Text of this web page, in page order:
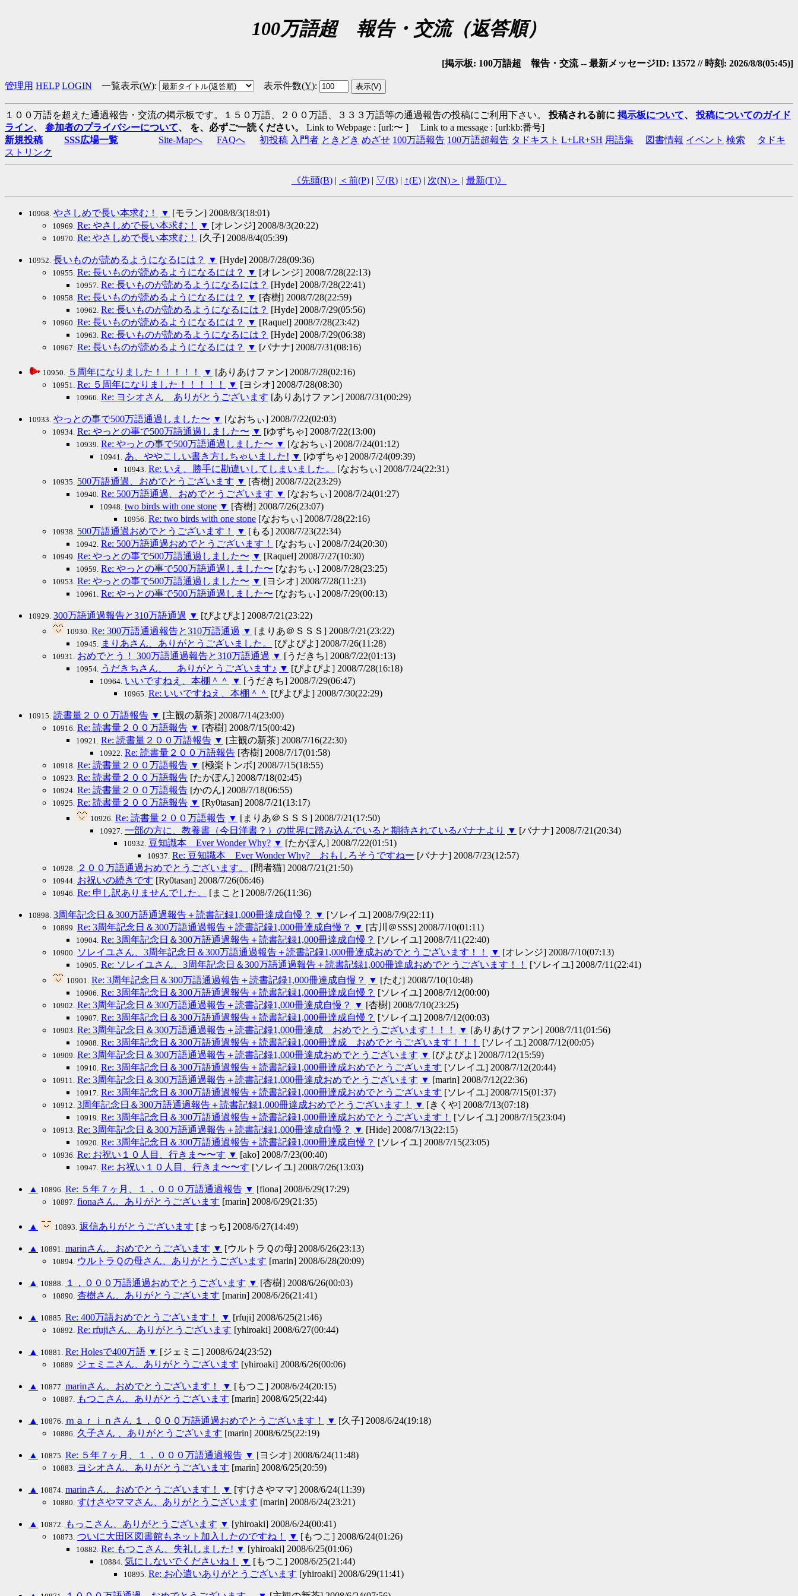
100万語超 報告・交流（返答順）
[掲示板: 100万語超 報告・交流 -- 最新メッセージID: 13572 // 時刻: 2026/8/8(05:45)]
管理用 HELP LOGIN 一覧表示(W): 表示件数(Y):
１００万語を超えた通過報告・交流の掲示板です。１５０万語、２００万語、３３３万語等の通過報告の投稿にご利用下さい。 投稿される前に 掲示板について、 投稿についてのガイド
ライン、 参加者のプライバシーについて、 を、必ずご一読ください。
Link to Webpage : [url:〜 ] Link to a message : [url:kb:番号]
新規投稿
SSS広場一覧 Site-Mapへ FAQへ 初投稿 入門者 ときどき めざせ 100万語報告 100万語超報告 タドキスト L+LR+SH 用語集 図書情報 イベント 検索
タドキ
ストリンク
《先頭(B) | ＜前(P) | ▽(R) | ↑(E) | 次(N)＞ | 最新(T)》
10968. やさしめで長い本求む！ ▼ [モラン] 2008/8/3(18:01)
10969. Re: やさしめで長い本求む！ ▼ [オレンジ] 2008/8/3(20:22)
10970. Re: やさしめで長い本求む！ [久子] 2008/8/4(05:39)
10952. 長いものが読めるようになるには？ ▼ [Hyde] 2008/7/28(09:36)
10955. Re: 長いものが読めるようになるには？ ▼ [オレンジ] 2008/7/28(22:13)
10957. Re: 長いものが読めるようになるには？ [Hyde] 2008/7/28(22:41)
10958. Re: 長いものが読めるようになるには？ ▼ [杏樹] 2008/7/28(22:59)
10962. Re: 長いものが読めるようになるには？ [Hyde] 2008/7/29(05:56)
10960. Re: 長いものが読めるようになるには？ ▼ [Raquel] 2008/7/28(23:42)
10963. Re: 長いものが読めるようになるには？ [Hyde] 2008/7/29(06:38)
10967. Re: 長いものが読めるようになるには？ ▼ [バナナ] 2008/7/31(08:16)
10950. ５周年になりました！！！！！ ▼ [ありあけファン] 2008/7/28(02:16)
10951. Re: ５周年になりました！！！！！ ▼ [ヨシオ] 2008/7/28(08:30)
10966. Re: ヨシオさん ありがとうございます [ありあけファン] 2008/7/31(00:29)
10933. やっとの事で500万語通過しました〜 ▼ [なおちぃ] 2008/7/22(02:03)
10934. Re: やっとの事で500万語通過しました〜 ▼ [ゆずちゃ] 2008/7/22(13:00)
10939. Re: やっとの事で500万語通過しました〜 ▼ [なおちぃ] 2008/7/24(01:12)
10941. あ、ややこしい書き方しちゃいました! ▼ [ゆずちゃ] 2008/7/24(09:39)
10943. Re: いえ、勝手に勘違いしてしまいました。 [なおちぃ] 2008/7/24(22:31)
10935. 500万語通過、おめでとうございます ▼ [杏樹] 2008/7/22(23:29)
10940. Re: 500万語通過、おめでとうございます ▼ [なおちぃ] 2008/7/24(01:27)
10948. two birds with one stone ▼ [杏樹] 2008/7/26(23:07)
10956. Re: two birds with one stone [なおちぃ] 2008/7/28(22:16)
10938. 500万語通過おめでとうございます！ ▼ [もる] 2008/7/23(22:34)
10942. Re: 500万語通過おめでとうございます！ [なおちぃ] 2008/7/24(20:30)
10949. Re: やっとの事で500万語通過しました〜 ▼ [Raquel] 2008/7/27(10:30)
10959. Re: やっとの事で500万語通過しました〜 [なおちぃ] 2008/7/28(23:25)
10953. Re: やっとの事で500万語通過しました〜 ▼ [ヨシオ] 2008/7/28(11:23)
10961. Re: やっとの事で500万語通過しました〜 [なおちぃ] 2008/7/29(00:13)
10929. 300万語通過報告と310万語通過 ▼ [ぴよぴよ] 2008/7/21(23:22)
10930. Re: 300万語通過報告と310万語通過 ▼ [まりあ＠ＳＳＳ] 2008/7/21(23:22)
10945. まりあさん、ありがとうございました。 [ぴよぴよ] 2008/7/26(11:28)
10931. おめでとう！ 300万語通過報告と310万語通過 ▼ [うだきち] 2008/7/22(01:13)
10954. うだきちさん、 ありがとうございます♪ ▼ [ぴよぴよ] 2008/7/28(16:18)
10964. いいですねえ、本棚＾＾ ▼ [うだきち] 2008/7/29(06:47)
10965. Re: いいですねえ、本棚＾＾ [ぴよぴよ] 2008/7/30(22:29)
10915. 読書量２００万語報告 ▼ [主観の新茶] 2008/7/14(23:00)
10916. Re: 読書量２００万語報告 ▼ [杏樹] 2008/7/15(00:42)
10921. Re: 読書量２００万語報告 ▼ [主観の新茶] 2008/7/16(22:30)
10922. Re: 読書量２００万語報告 [杏樹] 2008/7/17(01:58)
10918. Re: 読書量２００万語報告 ▼ [極楽トンボ] 2008/7/15(18:55)
10923. Re: 読書量２００万語報告 [たかぽん] 2008/7/18(02:45)
10924. Re: 読書量２００万語報告 [かのん] 2008/7/18(06:55)
10925. Re: 読書量２００万語報告 ▼ [Ry0tasan] 2008/7/21(13:17)
10926. Re: 読書量２００万語報告 ▼ [まりあ＠ＳＳＳ] 2008/7/21(17:50)
10927. 一部の方に、教養書（今日洋書？）の世界に踏み込んでいると期待されているバナナより ▼ [バナナ] 2008/7/21(20:34)
10932. 豆知識本 Ever Wonder Why? ▼ [たかぽん] 2008/7/22(01:51)
10937. Re: 豆知識本 Ever Wonder Why? おもしろそうですねー [バナナ] 2008/7/23(12:57)
10928. ２００万語通過おめでとうございます。 [間者猫] 2008/7/21(21:50)
10944. お祝いの続きです [Ry0tasan] 2008/7/26(06:46)
10946. Re: 申し訳ありませんでした。 [まこと] 2008/7/26(11:36)
10898. 3周年記念日＆300万語通過報告＋読書記録1,000冊達成自慢？ ▼ [ソレイユ] 2008/7/9(22:11)
10899. Re: 3周年記念日＆300万語通過報告＋読書記録1,000冊達成自慢？ ▼ [古川＠SSS] 2008/7/10(01:11)
10904. Re: 3周年記念日＆300万語通過報告＋読書記録1,000冊達成自慢？ [ソレイユ] 2008/7/11(22:40)
10900. ソレイユさん、3周年記念日＆300万語通過報告＋読書記録1,000冊達成おめでとうございます！！ ▼ [オレンジ] 2008/7/10(07:13)
10905. Re: ソレイユさん、3周年記念日＆300万語通過報告＋読書記録1,000冊達成おめでとうございます！！ [ソレイユ] 2008/7/11(22:41)
10901. Re: 3周年記念日＆300万語通過報告＋読書記録1,000冊達成自慢？ ▼ [たむ] 2008/7/10(10:48)
10906. Re: 3周年記念日＆300万語通過報告＋読書記録1,000冊達成自慢？ [ソレイユ] 2008/7/12(00:00)
10902. Re: 3周年記念日＆300万語通過報告＋読書記録1,000冊達成自慢？ ▼ [杏樹] 2008/7/10(23:25)
10907. Re: 3周年記念日＆300万語通過報告＋読書記録1,000冊達成自慢？ [ソレイユ] 2008/7/12(00:03)
10903. Re: 3周年記念日＆300万語通過報告＋読書記録1,000冊達成 おめでとうございます！！！ ▼ [ありあけファン] 2008/7/11(01:56)
10908. Re: 3周年記念日＆300万語通過報告＋読書記録1,000冊達成 おめでとうございます！！！ [ソレイユ] 2008/7/12(00:05)
10909. Re: 3周年記念日＆300万語通過報告＋読書記録1,000冊達成おめでとうございます ▼ [ぴよぴよ] 2008/7/12(15:59)
10910. Re: 3周年記念日＆300万語通過報告＋読書記録1,000冊達成おめでとうございます [ソレイユ] 2008/7/12(20:44)
10911. Re: 3周年記念日＆300万語通過報告＋読書記録1,000冊達成おめでとうございます ▼ [marin] 2008/7/12(22:36)
10917. Re: 3周年記念日＆300万語通過報告＋読書記録1,000冊達成おめでとうございます [ソレイユ] 2008/7/15(01:37)
10912. 3周年記念日＆300万語通過報告＋読書記録1,000冊達成おめでとうございます！ ▼ [きくや] 2008/7/13(07:18)
10919. Re: 3周年記念日＆300万語通過報告＋読書記録1,000冊達成おめでとうございます！ [ソレイユ] 2008/7/15(23:04)
10913. Re: 3周年記念日＆300万語通過報告＋読書記録1,000冊達成自慢？ ▼ [Hide] 2008/7/13(22:15)
10920. Re: 3周年記念日＆300万語通過報告＋読書記録1,000冊達成自慢？ [ソレイユ] 2008/7/15(23:05)
10936. Re: お祝い１０人目、行きま〜〜す ▼ [ako] 2008/7/23(00:40)
10947. Re: お祝い１０人目、行きま〜〜す [ソレイユ] 2008/7/26(13:03)
▲ 10896. Re: ５年７ヶ月、１，０００万語通過報告 ▼ [fiona] 2008/6/29(17:29)
10897. fionaさん、ありがとうございます [marin] 2008/6/29(21:35)
▲ 10893. 返信ありがとうございます [まっち] 2008/6/27(14:49)
▲ 10891. marinさん、おめでとうございます ▼ [ウルトラＱの母] 2008/6/26(23:13)
10894. ウルトラＱの母さん、ありがとうございます [marin] 2008/6/28(20:09)
▲ 10888. １，０００万語通過おめでとうございます ▼ [杏樹] 2008/6/26(00:03)
10890. 杏樹さん、ありがとうございます [marin] 2008/6/26(21:41)
▲ 10885. Re: 400万語おめでとうございます！ ▼ [rfuji] 2008/6/25(21:46)
10892. Re: rfujiさん、ありがとうございます [yhiroaki] 2008/6/27(00:44)
▲ 10881. Re: Holesで400万語 ▼ [ジェミニ] 2008/6/24(23:52)
10889. ジェミニさん、ありがとうございます [yhiroaki] 2008/6/26(00:06)
▲ 10877. marinさん、おめでとうございます！ ▼ [もつこ] 2008/6/24(20:15)
10887. もつこさん、ありがとうございます [marin] 2008/6/25(22:44)
▲ 10876. ｍａｒｉｎさん １，０００万語通過おめでとうございます！ ▼ [久子] 2008/6/24(19:18)
10886. 久子さん 、ありがとうございます [marin] 2008/6/25(22:19)
▲ 10875. Re: ５年７ヶ月、１，０００万語通過報告 ▼ [ヨシオ] 2008/6/24(11:48)
10883. ヨシオさん、ありがとうございます [marin] 2008/6/25(20:59)
▲ 10874. marinさん、おめでとうございます！ ▼ [すけさやママ] 2008/6/24(11:39)
10880. すけさやママさん、ありがとうございます [marin] 2008/6/24(23:21)
▲ 10872. もっこさん、ありがとうございます ▼ [yhiroaki] 2008/6/24(00:41)
10873. ついに大田区図書館もネット加入したのですね！ ▼ [もつこ] 2008/6/24(01:26)
10882. Re: もつこさん、失礼しました! ▼ [yhiroaki] 2008/6/25(01:06)
10884. 気にしないでくださいね！ ▼ [もつこ] 2008/6/25(21:44)
10895. Re: お心遣いありがとうございます [yhiroaki] 2008/6/29(11:41)